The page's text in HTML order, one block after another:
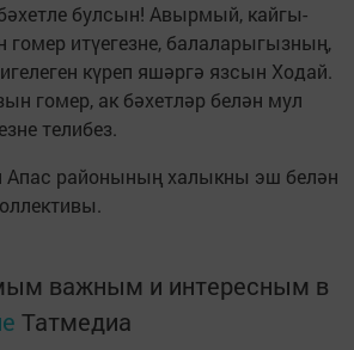
булсын! Авырмый, кайгы-
гомер итүегезне, балаларыгызның,
күреп яшәргә язсын Ходай.
гомер, ак бәхетләр белән мул
телибез.
Апас районының халыкны эш белән
важным и интересным в
Татмедиа